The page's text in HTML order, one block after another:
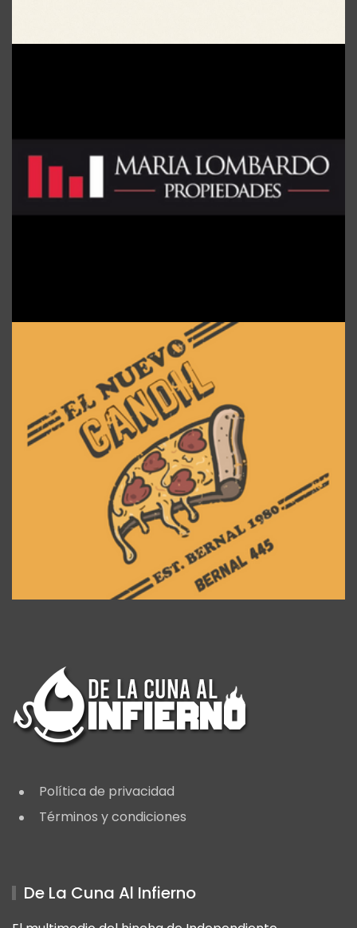
Política de privacidad
Términos y condiciones
De La Cuna Al Infierno